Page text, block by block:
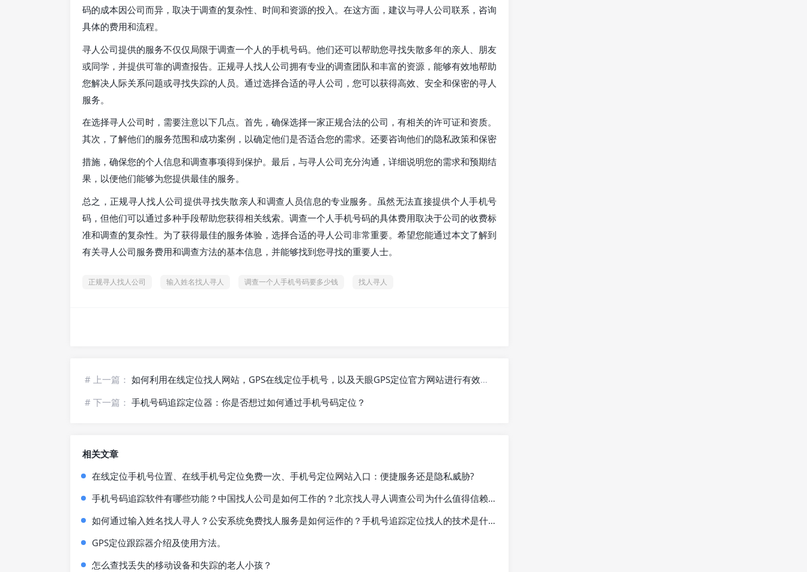
码的成本因公司而异，取决于调查的复杂性、时间和资源的投入。在这方面，建议与寻人公司联系，咨询
具体的费用和流程。
寻人公司提供的服务不仅仅局限于调查一个人的手机号码。他们还可以帮助您寻找失散多年的亲人、朋友
或同学，并提供可靠的调查报告。正规寻人找人公司拥有专业的调查团队和丰富的资源，能够有效地帮助
您解决人际关系问题或寻找失踪的人员。通过选择合适的寻人公司，您可以获得高效、安全和保密的寻人
服务。
在选择寻人公司时，需要注意以下几点。首先，确保选择一家正规合法的公司，有相关的许可证和资质。
其次，了解他们的服务范围和成功案例，以确定他们是否适合您的需求。还要咨询他们的隐私政策和保密
措施，确保您的个人信息和调查事项得到保护。最后，与寻人公司充分沟通，详细说明您的需求和预期结
果，以便他们能够为您提供最佳的服务。
总之，正规寻人找人公司提供寻找失散亲人和调查人员信息的专业服务。虽然无法直接提供个人手机号
码，但他们可以通过多种手段帮助您获得相关线索。调查一个人手机号码的具体费用取决于公司的收费标
准和调查的复杂性。为了获得最佳的服务体验，选择合适的寻人公司非常重要。希望您能通过本文了解到
有关寻人公司服务费用和调查方法的基本信息，并能够找到您寻找的重要人士。
正规寻人找人公司 输入姓名找人寻人 调查一个人手机号码要多少钱 找人寻人
# 上一篇： 如何利用在线定位找人网站，GPS在线定位手机号，以及天眼GPS定位官方网站进行有效的人员定位？
# 下一篇： 手机号码追踪定位器：你是否想过如何通过手机号码定位？
相关文章
在线定位手机号位置、在线手机号定位免费一次、手机号定位网站入口：便捷服务还是隐私威胁?
手机号码追踪软件有哪些功能？中国找人公司是如何工作的？北京找人寻人调查公司为什么值得信赖？
如何通过输入姓名找人寻人？公安系统免费找人服务是如何运作的？手机号追踪定位找人的技术是什么？
GPS定位跟踪器介绍及使用方法。
怎么查找丢失的移动设备和失踪的老人小孩？